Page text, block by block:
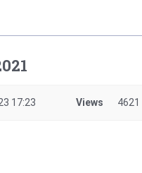
17:23 Views 4621